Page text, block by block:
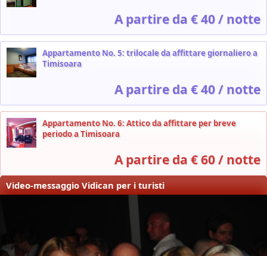
A partire da € 40 / notte
Appartamento No. 5: trilocale da affittare giornaliero a
Timisoara
A partire da € 40 / notte
Appartamento No. 6: Attico da affittare per breve
periodo a Timisoara
A partire da € 60 / notte
Video-messaggio Vidican per i turisti